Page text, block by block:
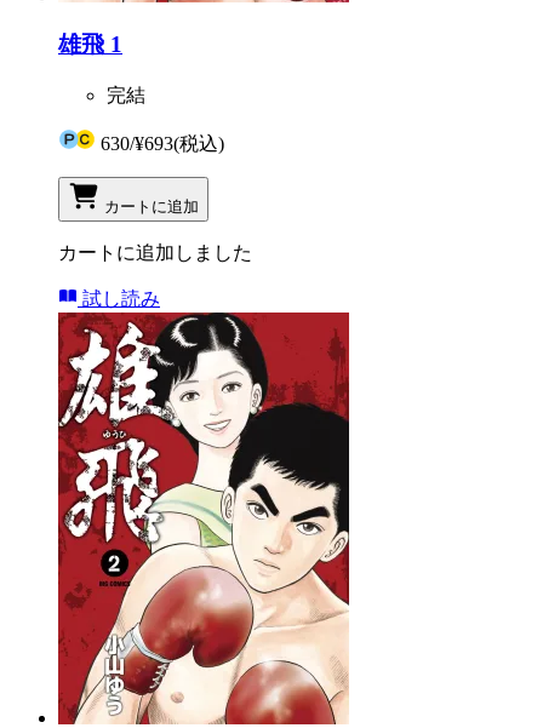
雄飛 1
完結
630/¥693(税込)
カートに追加
カートに追加しました
試し読み